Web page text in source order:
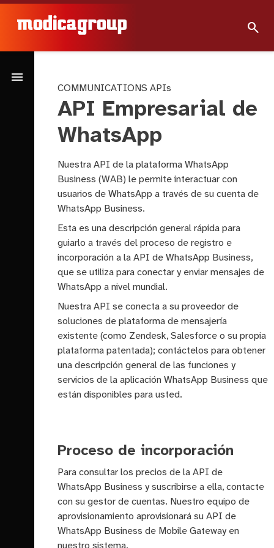
search
menu
COMMUNICATIONS APIs
API Empresarial de
WhatsApp
Nuestra API de la plataforma WhatsApp
Business (WAB) le permite interactuar con
usuarios de WhatsApp a través de su cuenta de
WhatsApp Business.
Esta es una descripción general rápida para
guiarlo a través del proceso de registro e
incorporación a la API de WhatsApp Business,
que se utiliza para conectar y enviar mensajes de
WhatsApp a nivel mundial.
Nuestra API se conecta a su proveedor de
soluciones de plataforma de mensajería
existente (como Zendesk, Salesforce o su propia
plataforma patentada); contáctelos para obtener
una descripción general de las funciones y
servicios de la aplicación WhatsApp Business que
están disponibles para usted.
Proceso de incorporación
Para consultar los precios de la API de
WhatsApp Business y suscribirse a ella, contacte
con su gestor de cuentas. Nuestro equipo de
aprovisionamiento aprovisionará su API de
WhatsApp Business de Mobile Gateway en
nuestro sistema.